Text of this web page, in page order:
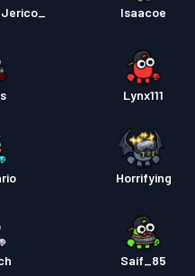
Isaacoe
Lynx111
Horrifying
Saif_85